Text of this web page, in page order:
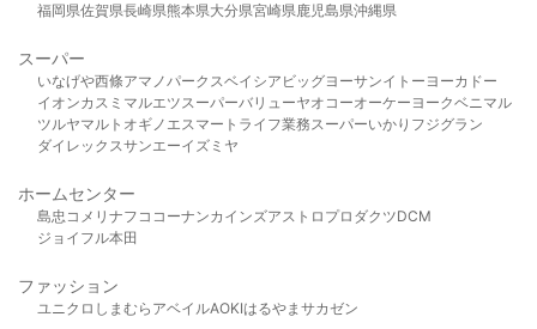
福岡県佐賀県長崎県熊本県大分県宮崎県鹿児島県沖縄県
スーパー
いなげや西條アマノパークスベイシア ビッグヨーサンイトーヨーカドー
イオンカスミ マルエツスーパーバリューヤオコーオーケー ヨークベニマル
ツルヤマルト オギノ エスマート ライフ業務スーパーいかり フジグラン
ダイレックスサンエーイズミヤ
ホームセンター
島忠 コメリ ナフコ コーナンカインズアストロプロダクツDCM
ジョイフル本田
ファッション
ユニクロ しまむら アベイルAOKIはるやま サカゼン